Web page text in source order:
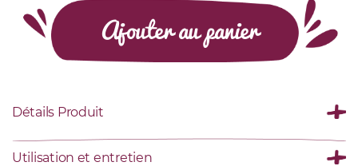
Ajouter au panier
Détails Produit
Utilisation et entretien